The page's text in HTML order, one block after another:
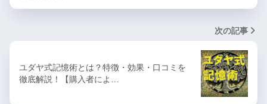
次の記事
ユダヤ式記憶術とは？特徴・効果・口コミを
徹底解説！【購入者によ…